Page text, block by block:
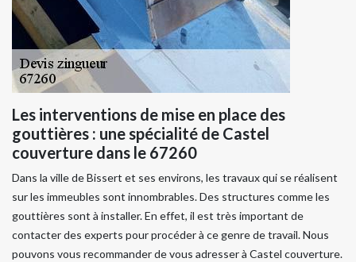
Les interventions de mise en place des
gouttières : une spécialité de Castel
couverture dans le 67260
Dans la ville de Bissert et ses environs, les travaux qui se réalisent
sur les immeubles sont innombrables. Des structures comme les
gouttières sont à installer. En effet, il est très important de
contacter des experts pour procéder à ce genre de travail. Nous
pouvons vous recommander de vous adresser à Castel couverture.